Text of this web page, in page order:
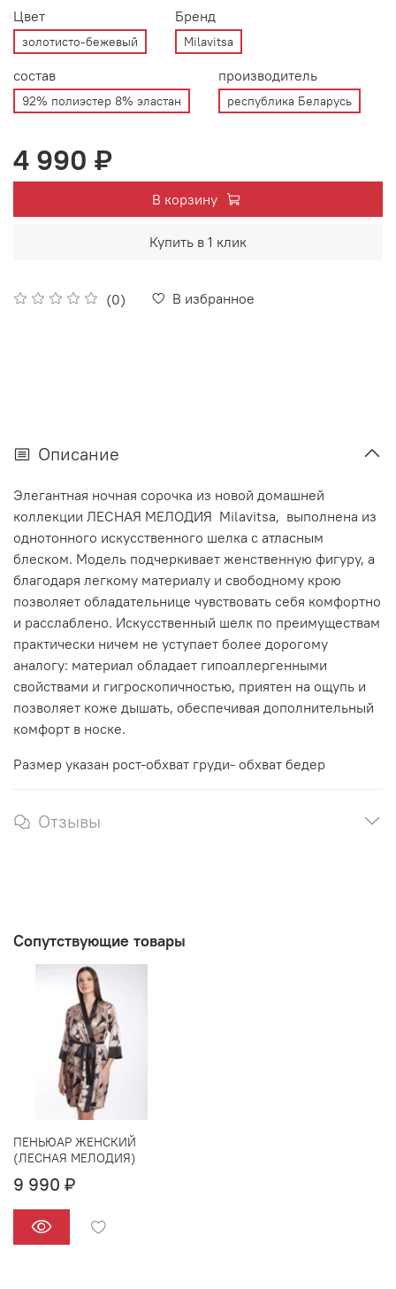
(0) В избранное
Цвет
золотисто-бежевый
Бренд
Milavitsa
состав
92% полиэстер 8% эластан
производитель
республика Беларусь
4 990 ₽
В корзину
Купить в 1 клик
Описание
Элегантная ночная сорочка из новой домашней
коллекции ЛЕСНАЯ МЕЛОДИЯ Milavitsa, выполнена из
однотонного искусственного шелка с атласным
блеском. Модель подчеркивает женственную фигуру, а
благодаря легкому материалу и свободному крою
позволяет обладательнице чувствовать себя комфортно
и расслаблено. Искусственный шелк по преимуществам
практически ничем не уступает более дорогому
аналогу: материал обладает гипоаллергенными
свойствами и гигроскопичностью, приятен на ощупь и
позволяет коже дышать, обеспечивая дополнительный
комфорт в носке.
Размер указан рост-обхват груди- обхват бедер
Отзывы
Сопутствующие товары
ПЕНЬЮАР ЖЕНСКИЙ
(ЛЕСНАЯ МЕЛОДИЯ)
9 990 ₽